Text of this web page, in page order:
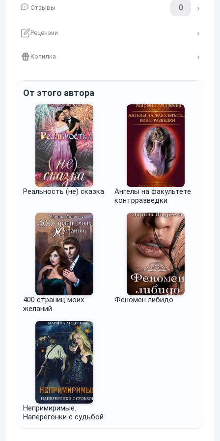
Отзывы 0
Рецензии
Копилка
От этого автора
Реальность (не) сказка
Ангелы на факультете
контрразведки
400 страниц моих
желаний
Феномен либидо
Непримиримые.
Наперегонки с судьбой